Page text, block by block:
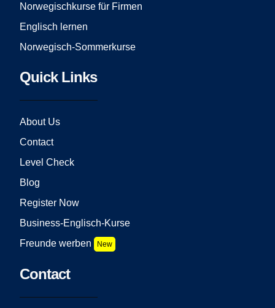
Norwegischkurse für Firmen
Englisch lernen
Norwegisch-Sommerkurse
Quick Links
About Us
Contact
Level Check
Blog
Register Now
Business-Englisch-Kurse
Freunde werben
New
Contact